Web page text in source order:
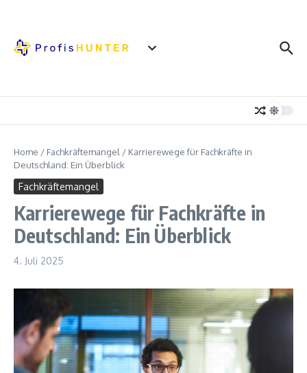
Home / Fachkräftemangel / Karrierewege für Fachkräfte in
Deutschland: Ein Überblick
Fachkräftemangel
Karrierewege für Fachkräfte in
Deutschland: Ein Überblick
4. Juli 2025